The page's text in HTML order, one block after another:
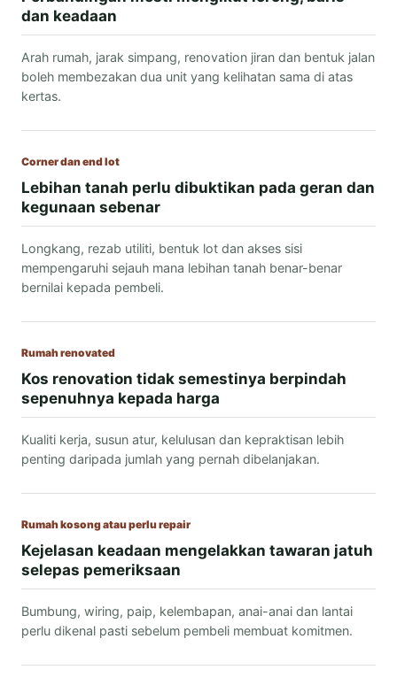
dan keadaan
Arah rumah, jarak simpang, renovation jiran dan bentuk jalan
boleh membezakan dua unit yang kelihatan sama di atas
kertas.
Corner dan end lot
Lebihan tanah perlu dibuktikan pada geran dan
kegunaan sebenar
Longkang, rezab utiliti, bentuk lot dan akses sisi
mempengaruhi sejauh mana lebihan tanah benar-benar
bernilai kepada pembeli.
Rumah renovated
Kos renovation tidak semestinya berpindah
sepenuhnya kepada harga
Kualiti kerja, susun atur, kelulusan dan kepraktisan lebih
penting daripada jumlah yang pernah dibelanjakan.
Rumah kosong atau perlu repair
Kejelasan keadaan mengelakkan tawaran jatuh
selepas pemeriksaan
Bumbung, wiring, paip, kelembapan, anai-anai dan lantai
perlu dikenal pasti sebelum pembeli membuat komitmen.